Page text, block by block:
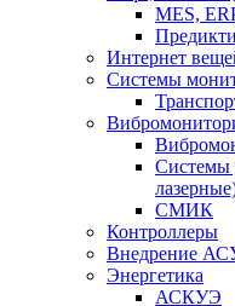
MES,
Интернет
Системы
Системы
СМИК
Контроллеры
Внедрение
Энергетика
АСКУЭ